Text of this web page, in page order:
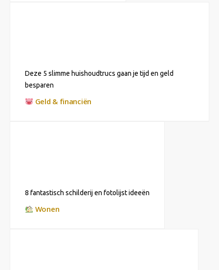
Deze 5 slimme huishoudtrucs gaan je tijd en geld
besparen
Geld & financiën
8 fantastisch schilderij en fotolijst ideeën
Wonen